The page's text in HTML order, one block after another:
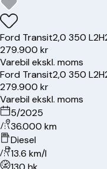
Ford Transit2,0 350
279.900 kr
Varebil ekskl. moms
Ford Transit2,0 350
279.900 kr
Varebil ekskl. moms
5/2025
36.000 km
Diesel
13.6 km/l